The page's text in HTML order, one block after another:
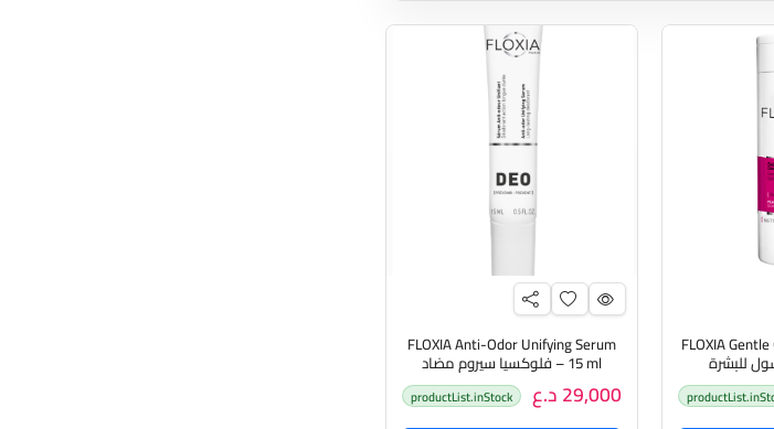
FLOXIA
FLOXIA Anti-Odor Unifying Serum
– 15 ml فلوكسيا سيروم مضاد
للرائحة 29,000 د.ع productList.inStock